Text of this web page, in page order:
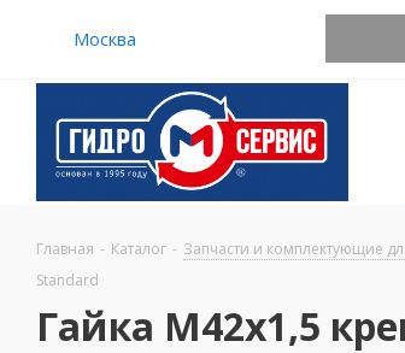
Москва
Главная - Каталог - Запчасти и комплектующие
Standard
Гайка M42х1,5